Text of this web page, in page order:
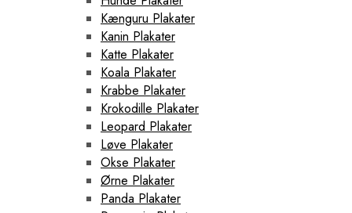
Kænguru Plakater
Kanin Plakater
Katte Plakater
Koala Plakater
Krabbe Plakater
Krokodille Plakater
Leopard Plakater
Løve Plakater
Okse Plakater
Ørne Plakater
Panda Plakater